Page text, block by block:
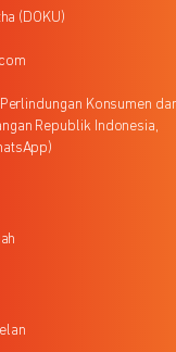
(DOKU)
Konsumen
Republik Indonesia,